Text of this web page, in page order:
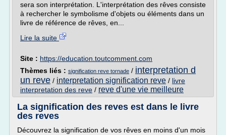
sera son interprétation. L'interprétation des rêves consiste
à rechercher le symbolisme d'objets ou éléments dans un
livre de référence de rêves, en...
Lire la suite
Site : https://education.toutcomment.com
Thèmes liés : signification reve tornade / interpretation d
un reve / interpretation signification reve / livre
interpretation des reve / reve d'une vie meilleure
La signification des reves est dans le livre
des reves
Découvrez la signification de vos rêves en moins d'un mois